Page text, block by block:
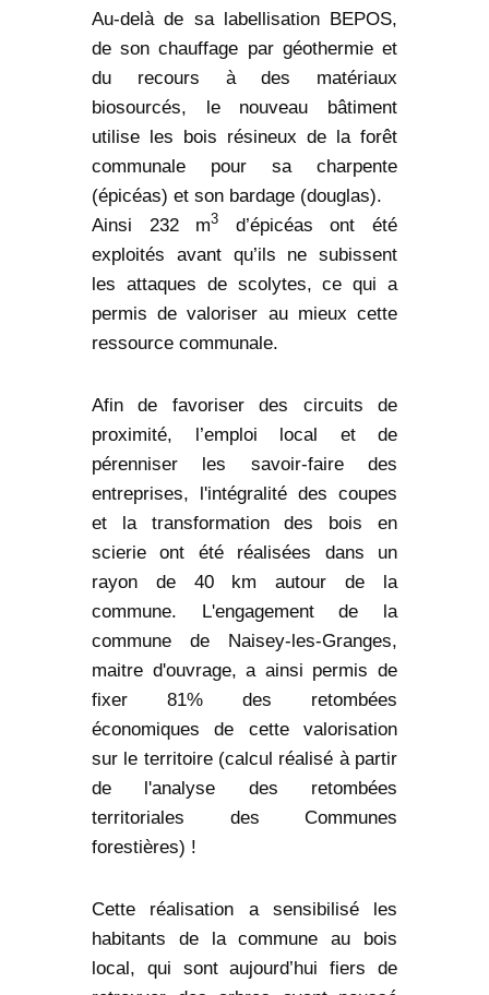
Au-delà de sa labellisation BEPOS,
de son chauffage par géothermie et
du recours à des matériaux
biosourcés, le nouveau bâtiment
utilise les bois résineux de la forêt
communale pour sa charpente
(épicéas) et son bardage (douglas).
Ainsi 232 m3
d’épicéas ont été
exploités avant qu’ils ne subissent
les attaques de scolytes, ce qui a
permis de valoriser au mieux cette
ressource communale.
Afin de favoriser des circuits de
proximité, l’emploi local et de
pérenniser les savoir-faire des
entreprises, l'intégralité des coupes
et la transformation des bois en
scierie ont été réalisées dans un
rayon de 40 km autour de la
commune. L'engagement de la
commune de Naisey-les-Granges,
maitre d'ouvrage, a ainsi permis de
fixer 81% des retombées
économiques de cette valorisation
sur le territoire (calcul réalisé à partir
de l'analyse des retombées
territoriales des Communes
forestières) !
Cette réalisation a sensibilisé les
habitants de la commune au bois
local, qui sont aujourd’hui fiers de